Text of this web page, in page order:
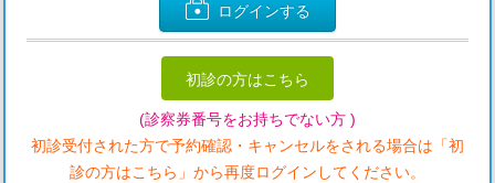
ログインする
初診の方はこちら
(診察券番号をお持ちでない方 )
初診受付された方で予約確認・キャンセルをされる場合は「初
診の方はこちら」から再度ログインしてください。